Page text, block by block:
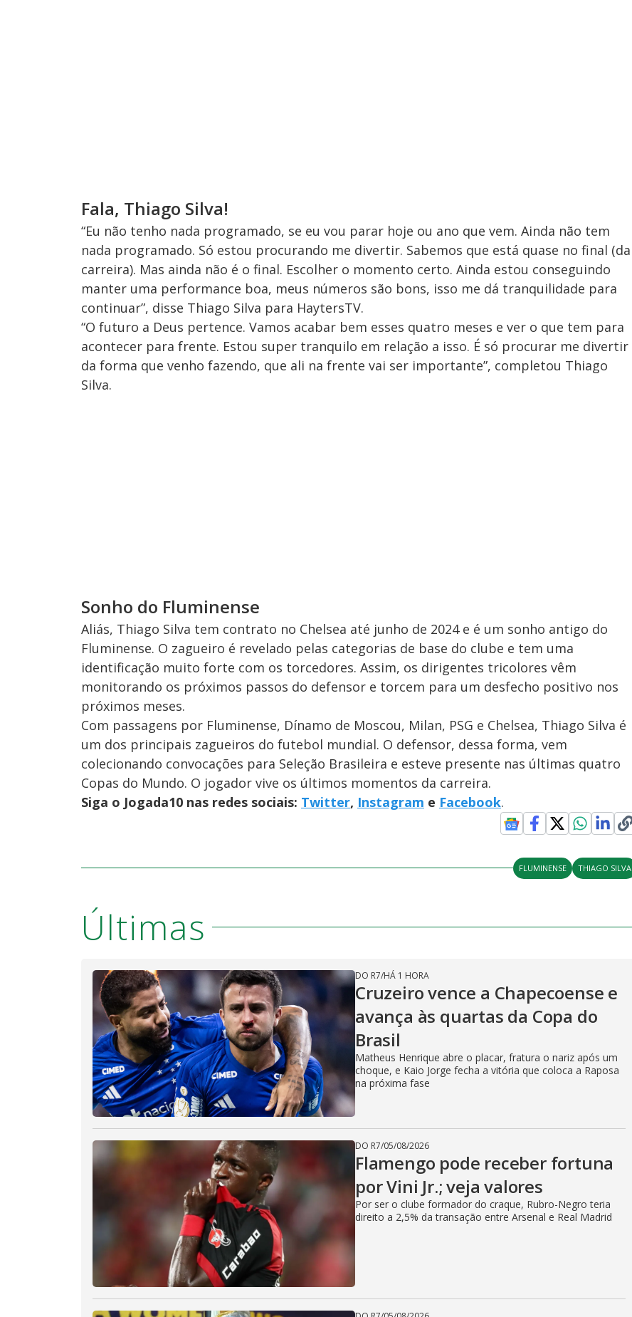
Fala, Thiago Silva!
“Eu não tenho nada programado, se eu vou parar hoje ou ano que vem. Ainda não tem
nada programado. Só estou procurando me divertir. Sabemos que está quase no final (da
carreira). Mas ainda não é o final. Escolher o momento certo. Ainda estou conseguindo
manter uma performance boa, meus números são bons, isso me dá tranquilidade para
continuar”, disse Thiago Silva para HaytersTV.
“O futuro a Deus pertence. Vamos acabar bem esses quatro meses e ver o que tem para
acontecer para frente. Estou super tranquilo em relação a isso. É só procurar me divertir
da forma que venho fazendo, que ali na frente vai ser importante”, completou Thiago
Silva.
Sonho do Fluminense
Aliás, Thiago Silva tem contrato no Chelsea até junho de 2024 e é um sonho antigo do
Fluminense. O zagueiro é revelado pelas categorias de base do clube e tem uma
identificação muito forte com os torcedores. Assim, os dirigentes tricolores vêm
monitorando os próximos passos do defensor e torcem para um desfecho positivo nos
próximos meses.
Com passagens por Fluminense, Dínamo de Moscou, Milan, PSG e Chelsea, Thiago Silva é
um dos principais zagueiros do futebol mundial. O defensor, dessa forma, vem
colecionando convocações para Seleção Brasileira e esteve presente nas últimas quatro
Copas do Mundo. O jogador vive os últimos momentos da carreira.
Siga o Jogada10 nas redes sociais: Twitter, Instagram e Facebook.
FLUMINENSE THIAGO SILVA
Últimas
DO R7/HÁ 1 HORA
Cruzeiro vence a Chapecoense e
avança às quartas da Copa do
Brasil
Matheus Henrique abre o placar, fratura o nariz após um
choque, e Kaio Jorge fecha a vitória que coloca a Raposa
na próxima fase
DO R7/05/08/2026
Flamengo pode receber fortuna
por Vini Jr.; veja valores
Por ser o clube formador do craque, Rubro-Negro teria
direito a 2,5% da transação entre Arsenal e Real Madrid